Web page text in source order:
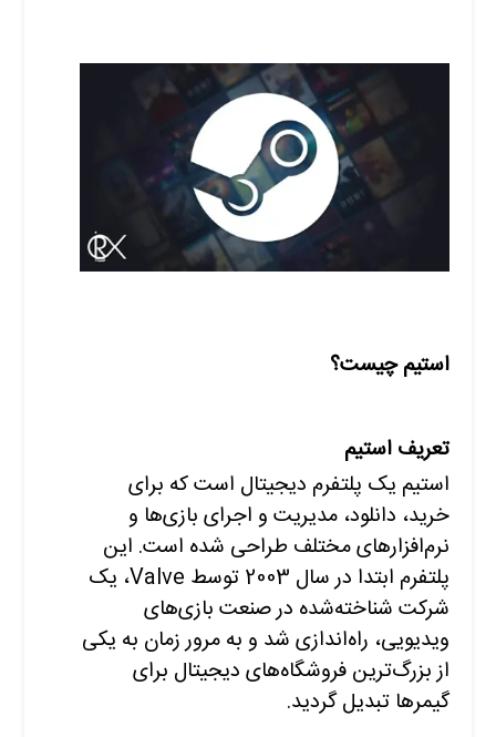
استیم چیست؟
تعریف استیم
استیم یک پلتفرم دیجیتال است که برای
خرید، دانلود، مدیریت و اجرای بازی‌ها و
نرم‌افزارهای مختلف طراحی شده است. این
پلتفرم ابتدا در سال 2003 توسط Valve، یک
شرکت شناخته‌شده در صنعت بازی‌های
ویدیویی، راه‌اندازی شد و به مرور زمان به یکی
از بزرگ‌ترین فروشگاه‌های دیجیتال برای
گیمرها تبدیل گردید.